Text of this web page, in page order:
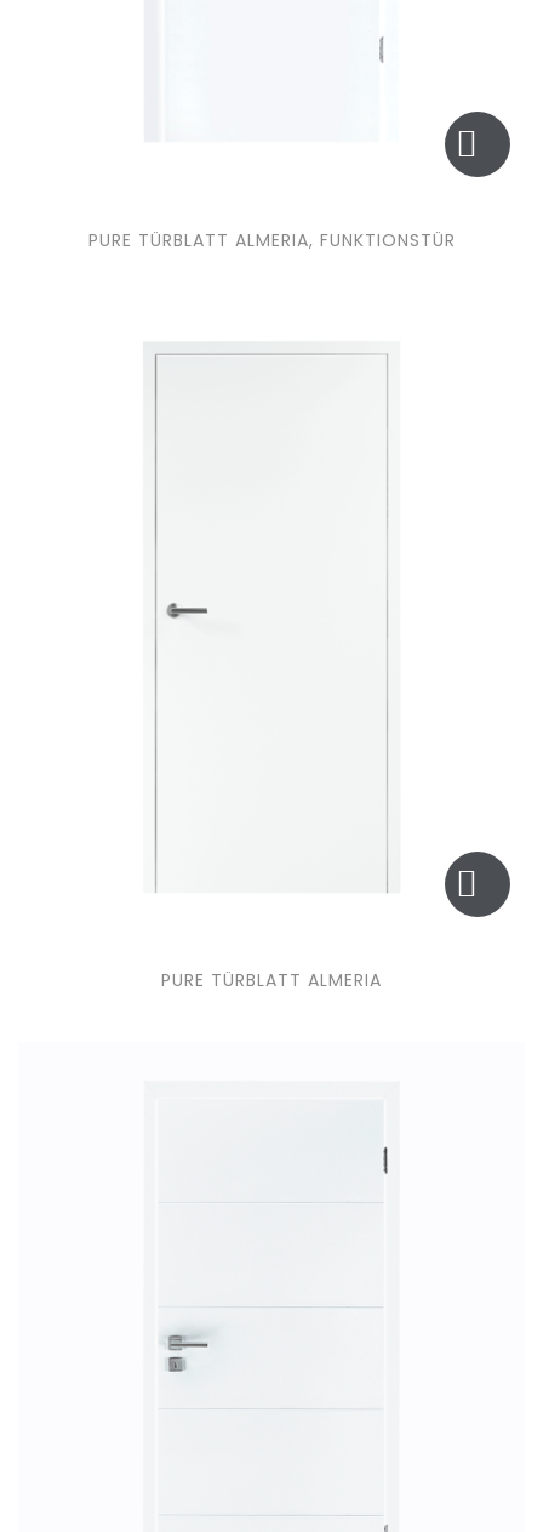
PURE TÜRBLATT ALMERIA, FUNKTIONSTÜR
PURE TÜRBLATT ALMERIA